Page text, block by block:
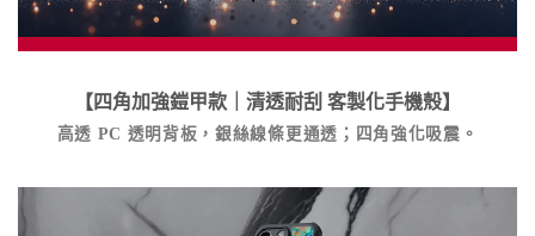
【四角加強鎧甲款｜清透耐刮 客製化手機殼】
高透 PC 透明背板，銀絲線條更通透；四角強化吸震。